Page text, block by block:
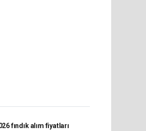
fındık alım fiyatları